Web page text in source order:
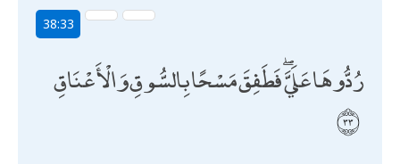
38:33
رُدُّوهَا عَلَيَّ ۖ فَطَفِقَ مَسْحًا بِالسُّوقِ وَالْأَعْنَاقِ